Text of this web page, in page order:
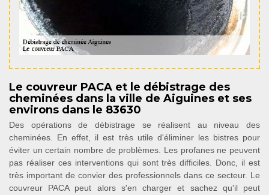
Le couvreur PACA et le débistrage des
cheminées dans la ville de Aiguines et ses
environs dans le 83630
Des opérations de débistrage se réalisent au niveau des
cheminées. En effet, il est très utile d'éliminer les bistres pour
éviter un certain nombre de problèmes. Les profanes ne peuvent
pas réaliser ces interventions qui sont très difficiles. Donc, il est
très important de convier des professionnels dans ce secteur. Le
couvreur PACA peut alors s'en charger et sachez qu'il peut